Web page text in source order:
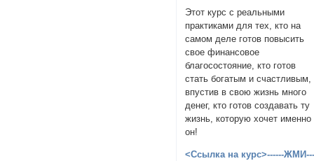
Этот курс с реальными
практиками для тех, кто на
самом деле готов повысить
свое финансовое
благосостояние, кто готов
стать богатым и счастливым,
впустив в свою жизнь много
денег, кто готов создавать ту
жизнь, которую хочет именно
он!
<Ссылка на курс>------